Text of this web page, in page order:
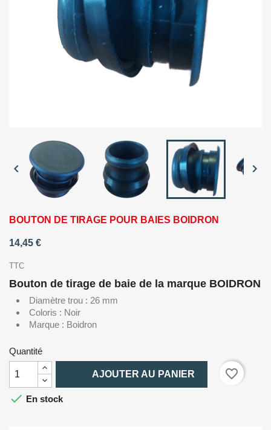
 
BOUTON DE TIRAGE POUR BAIES BOIDRON
14,45 €
TTC
Bouton de tirage de baie de la marque BOIDRON
Diamètre trou : 26 mm
Coloris : Noir
Marque : Boidron
Quantité
AJOUTER AU PANIER
favorite_border
 En stock